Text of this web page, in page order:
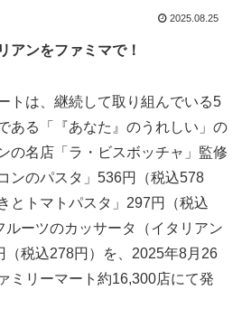
2025.08.25
アンをファミマで！
トは、継続して取り組んでいる5
ある「『あなた』のうれしい」の
の名店「ラ・ビスボッチャ」監修
ンのパスタ」536円（税込578
とトマトパスタ」297円（税込
ーツのカッサータ（イタリアン
（税込278円）を、2025年8月26
ミリーマート約16,300店にて発